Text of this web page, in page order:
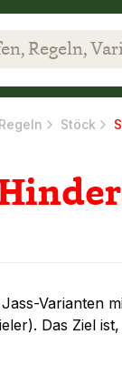
Stöck
Varianten
Das Ziel